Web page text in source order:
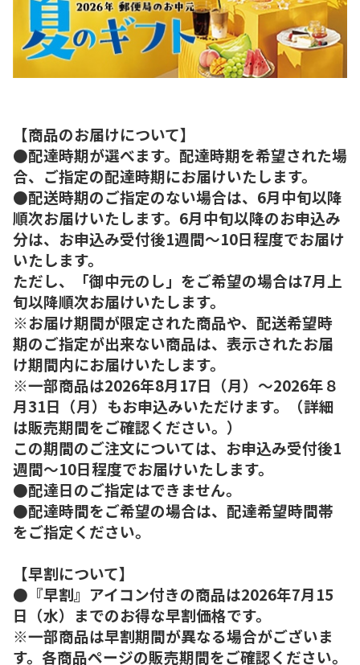
【商品のお届けについて】
●配達時期が選べます。配達時期を希望された場
合、ご指定の配達時期にお届けいたします。
●配送時期のご指定のない場合は、6月中旬以降
順次お届けいたします。6月中旬以降のお申込み
分は、お申込み受付後1週間～10日程度でお届け
いたします。
ただし、「御中元のし」をご希望の場合は7月上
旬以降順次お届けいたします。
※お届け期間が限定された商品や、配送希望時
期のご指定が出来ない商品は、表示されたお届
け期間内にお届けいたします。
※一部商品は2026年8月17日（月）～2026年８
月31日（月）もお申込みいただけます。（詳細
は販売期間をご確認ください。）
この期間のご注文については、お申込み受付後1
週間～10日程度でお届けいたします。
●配達日のご指定はできません。
●配達時間をご希望の場合は、配達希望時間帯
をご指定ください。
【早割について】
●『早割』アイコン付きの商品は2026年7月15
日（水）までのお得な早割価格です。
※一部商品は早割期間が異なる場合がございま
す。各商品ページの販売期間をご確認ください。